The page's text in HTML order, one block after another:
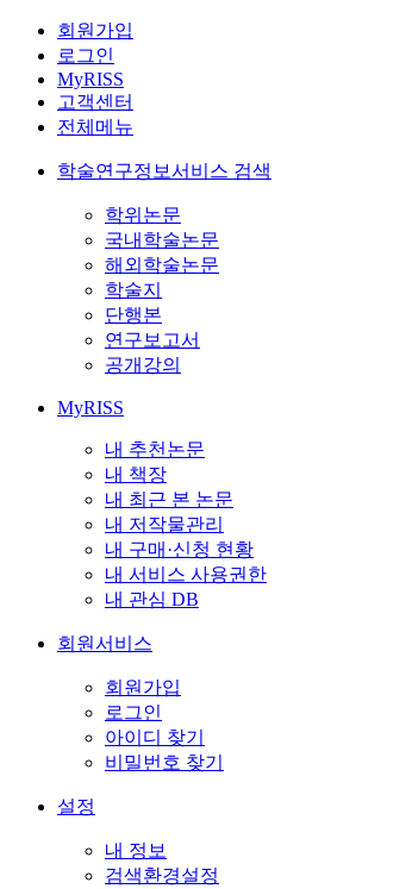
회원가입
로그인
MyRISS
고객센터
전체메뉴
학술연구정보서비스 검색
학위논문
국내학술논문
해외학술논문
학술지
단행본
연구보고서
공개강의
MyRISS
내 추천논문
내 책장
내 최근 본 논문
내 저작물관리
내 구매·신청 현황
내 서비스 사용권한
내 관심 DB
회원서비스
회원가입
로그인
아이디 찾기
비밀번호 찾기
설정
내 정보
검색환경설정